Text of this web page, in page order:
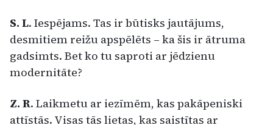
S. L. Iespējams. Tas ir būtisks jautājums,
desmitiem reižu apspēlēts – ka šis ir ātruma
gadsimts. Bet ko tu saproti ar jēdzienu
modernitāte?
Z. R. Laikmetu ar iezīmēm, kas pakāpeniski
attīstās. Visas tās lietas, kas saistītas ar